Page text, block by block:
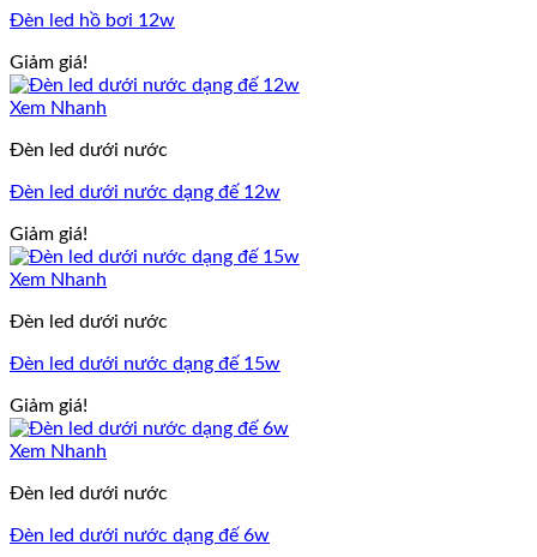
Đèn led hồ bơi 12w
Giảm giá!
Xem Nhanh
Đèn led dưới nước
Đèn led dưới nước dạng đế 12w
Giảm giá!
Xem Nhanh
Đèn led dưới nước
Đèn led dưới nước dạng đế 15w
Giảm giá!
Xem Nhanh
Đèn led dưới nước
Đèn led dưới nước dạng đế 6w